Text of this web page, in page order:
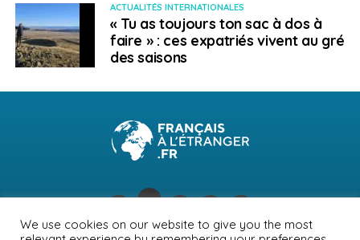
A SUIVRE
Coronavirus : quels sont les foyers épidémiques
dans le monde
À Rabat, la Mission laïque française veut
ACTUALITÉS INTERNATIONALES
« Tu as toujours ton sac à dos à
faire » : ces expatriés vivent au gré
des saisons
We use cookies on our website to give you the most